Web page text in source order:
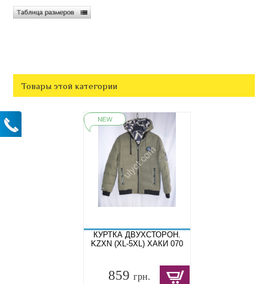
Товары этой категории
КУРТКА ДВУХСТОРОН.
KZXN (XL-5XL) ХАКИ 070
859 грн.